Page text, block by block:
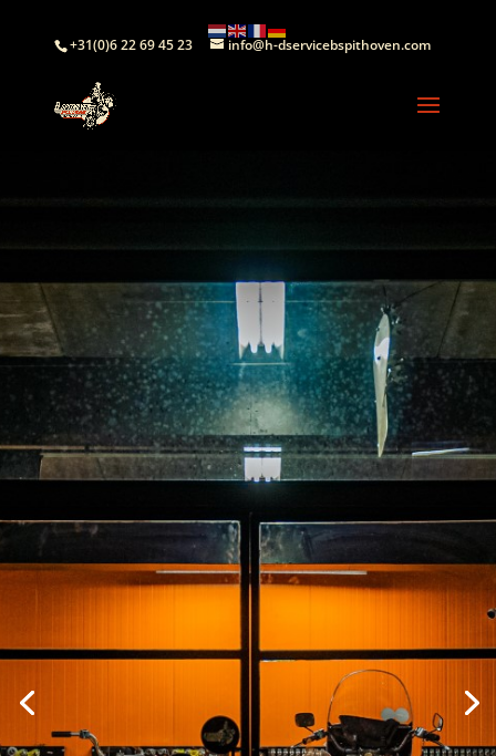
+31(0)6 22 69 45 23 info@h-dservicebspithoven.com